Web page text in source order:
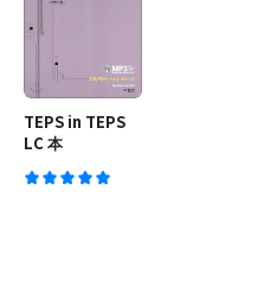
TEPS in TEPS
LC 本